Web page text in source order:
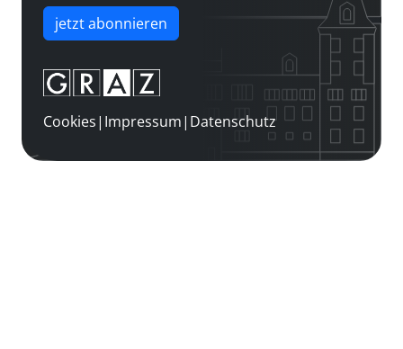
jetzt abonnieren
Cookies| Impressum| Datenschutz